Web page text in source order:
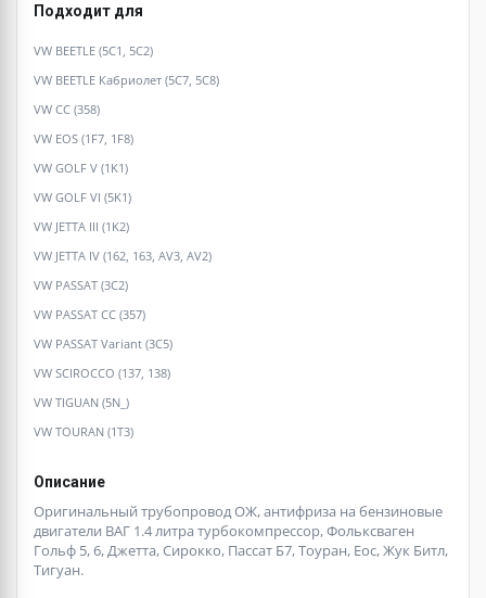
Подходит для
VW BEETLE (5C1, 5C2)
VW BEETLE Кабриолет (5C7, 5C8)
VW CC (358)
VW EOS (1F7, 1F8)
VW GOLF V (1K1)
VW GOLF VI (5K1)
VW JETTA III (1K2)
VW JETTA IV (162, 163, AV3, AV2)
VW PASSAT (3C2)
VW PASSAT CC (357)
VW PASSAT Variant (3C5)
VW SCIROCCO (137, 138)
VW TIGUAN (5N_)
VW TOURAN (1T3)
Описание
Оригинальный трубопровод ОЖ, антифриза на бензиновые
двигатели ВАГ 1.4 литра турбокомпрессор, Фольксваген
Гольф 5, 6, Джетта, Сирокко, Пассат Б7, Тоуран, Еос, Жук Битл,
Тигуан.